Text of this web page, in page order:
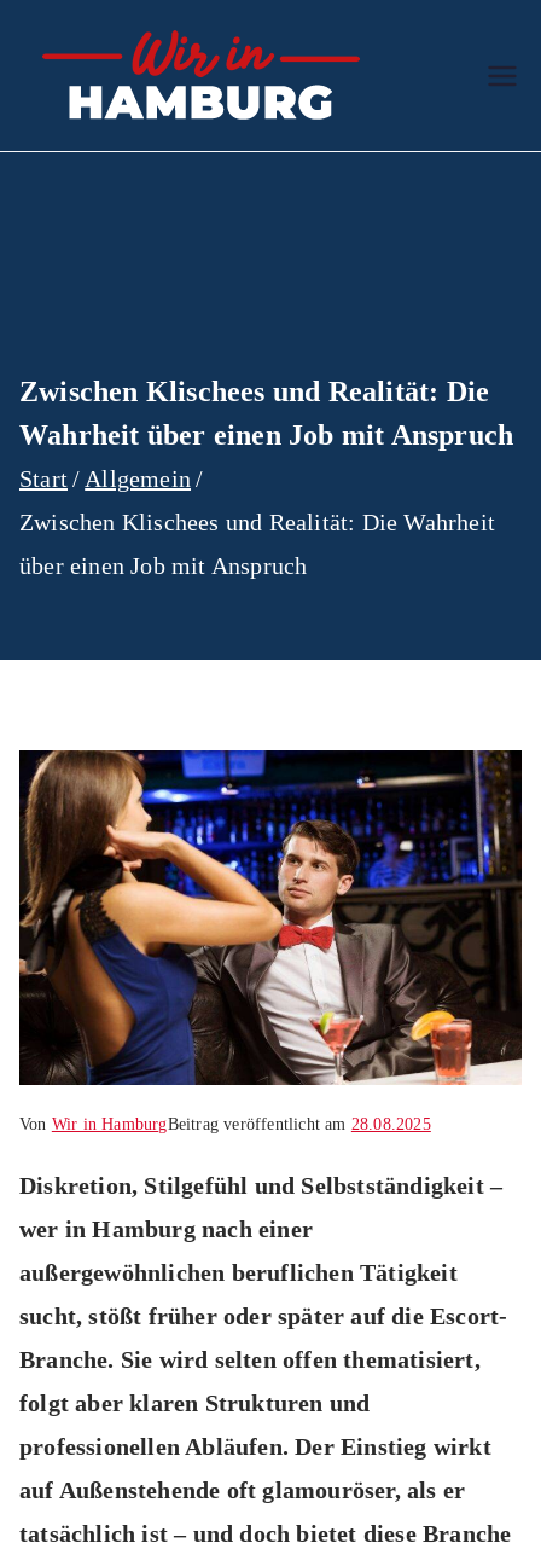
Inhalt
springen
Hamb
Der hanseatische
Zwischen Klischees und Realität: Die
Wahrheit über einen Job mit Anspruch
Start
Allgemein
Zwischen Klischees und Realität: Die Wahrheit
über einen Job mit Anspruch
Von Wir in HamburgBeitrag veröffentlicht am 28.08.2025
Diskretion, Stilgefühl und Selbstständigkeit –
wer in Hamburg nach einer
außergewöhnlichen beruflichen Tätigkeit
sucht, stößt früher oder später auf die Escort-
Branche. Sie wird selten offen thematisiert,
folgt aber klaren Strukturen und
professionellen Abläufen. Der Einstieg wirkt
auf Außenstehende oft glamouröser, als er
tatsächlich ist – und doch bietet diese Branche